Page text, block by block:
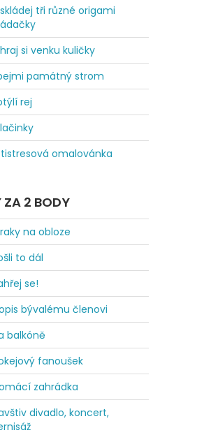
tři různé origami
si venku kuličky
památný strom
rej
omalovánka
ZA 2 BODY
na obloze
to dál
se!
bývalému členovi
balkóně
fanoušek
zahrádka
divadlo, koncert,